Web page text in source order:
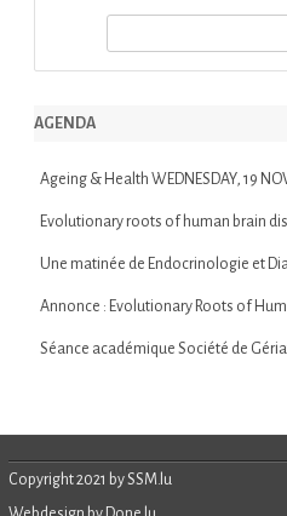
r
h
AGENDA
Ageing & Health WEDNESDAY, 19
Evolutionary roots of human brain
Une matinée de Endocrinologie et
Annonce : Evolutionary Roots of
Séance académique Société de
Copyright 2021 by SSM.lu